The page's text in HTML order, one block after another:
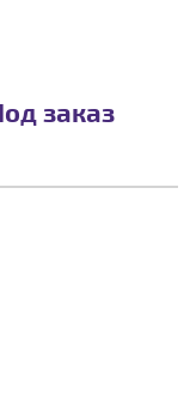
заказ